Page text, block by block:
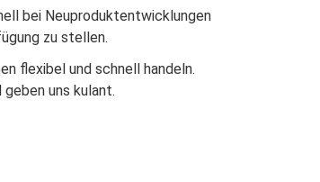
bei Neuproduktentwicklungen
zu stellen.
flexibel und schnell handeln.
uns kulant.